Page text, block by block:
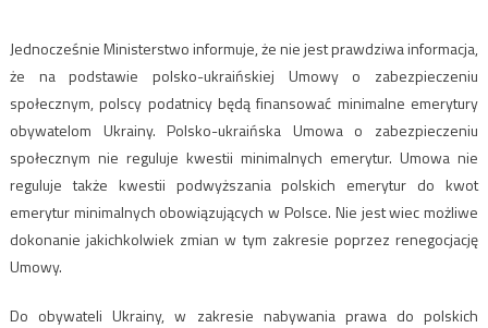
Jednocześnie Ministerstwo informuje, że nie jest prawdziwa informacja,
że na podstawie polsko-ukraińskiej Umowy o zabezpieczeniu
społecznym, polscy podatnicy będą finansować minimalne emerytury
obywatelom Ukrainy. Polsko-ukraińska Umowa o zabezpieczeniu
społecznym nie reguluje kwestii minimalnych emerytur. Umowa nie
reguluje także kwestii podwyższania polskich emerytur do kwot
emerytur minimalnych obowiązujących w Polsce. Nie jest wiec możliwe
dokonanie jakichkolwiek zmian w tym zakresie poprzez renegocjację
Umowy.
Do obywateli Ukrainy, w zakresie nabywania prawa do polskich